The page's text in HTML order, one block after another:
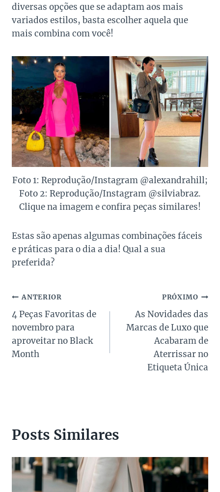
diversas opções que se adaptam aos mais
variados estilos, basta escolher aquela que
mais combina com você!
Foto 1: Reprodução/Instagram @alexandrahill;
Foto 2: Reprodução/Instagram @silviabraz.
Clique na imagem e confira peças similares!
Estas são apenas algumas combinações fáceis
e práticas para o dia a dia! Qual a sua
preferida?
Navegação
de
Post
ANTERIOR
4 Peças Favoritas de
novembro para
aproveitar no Black
Month
PRÓXIMO
As Novidades das
Marcas de Luxo que
Acabaram de
Aterrissar no
Etiqueta Única
Posts Similares